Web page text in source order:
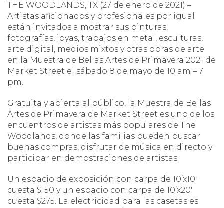
THE WOODLANDS, TX (27 de enero de 2021) –
Artistas aficionados y profesionales por igual
están invitados a mostrar sus pinturas,
fotografías, joyas, trabajos en metal, esculturas,
arte digital, medios mixtos y otras obras de arte
en la Muestra de Bellas Artes de Primavera 2021 de
Market Street el sábado 8 de mayo de 10 am – 7
pm.
Gratuita y abierta al público, la Muestra de Bellas
Artes de Primavera de Market Street es uno de los
encuentros de artistas más populares de The
Woodlands, donde las familias pueden buscar
buenas compras, disfrutar de música en directo y
participar en demostraciones de artistas.
Un espacio de exposición con carpa de 10’x10′
cuesta $150 y un espacio con carpa de 10’x20′
cuesta $275. La electricidad para las casetas es